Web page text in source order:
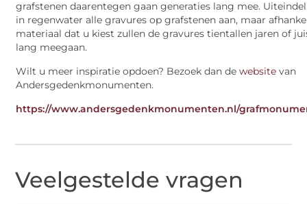
grafstenen daarentegen gaan generaties lang mee.
in regenwater alle gravures op grafstenen aan, maar
materiaal dat u kiest zullen de gravures tientallen jaren of
lang meegaan.
Wilt u meer inspiratie opdoen? Bezoek dan dewebsite van
Andersgedenkmonumenten.
https://www.andersgedenkmonumenten.nl/
Veelgestelde vragen